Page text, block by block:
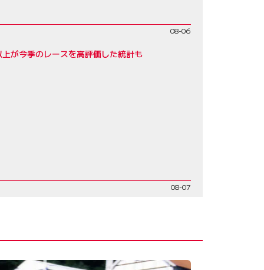
08-06
が今季のレースを高評価した統計も
08-07